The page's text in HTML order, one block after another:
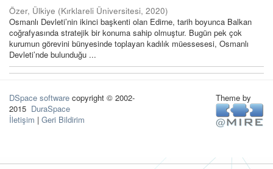
Özer, Ülkiye (Kırklareli Üniversitesi, 2020)
Osmanlı Devleti’nin ikinci başkenti olan Edirne, tarih boyunca Balkan
coğrafyasında stratejik bir konuma sahip olmuştur. Bugün pek çok
kurumun görevini bünyesinde toplayan kadılık müessesesi, Osmanlı
Devleti’nde bulunduğu ...
DSpace software copyright © 2002-
2015 DuraSpace
İletişim | Geri Bildirim
Theme by